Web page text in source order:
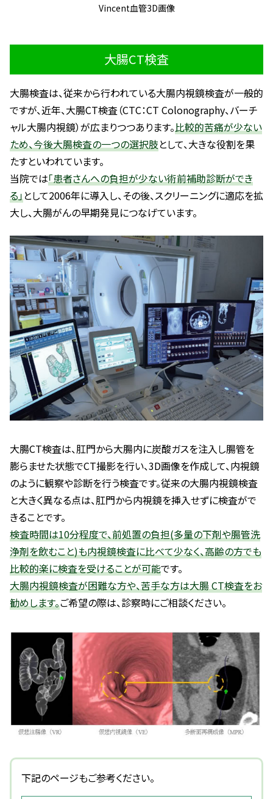
Vincent血管3D画像
大腸CT検査
大腸検査は、従来から行われている大腸内視鏡検査が一般的
ですが、近年、大腸CT検査（CTC：CT Colonography、バーチ
ャル大腸内視鏡）が広まりつつあります。比較的苦痛が少ない
ため、今後大腸検査の一つの選択肢として、大きな役割を果
たすといわれています。
当院では「患者さんへの負担が少ない術前補助診断ができ
る」 として2006年に導入し、その後、スクリーニングに適応を拡
大し、大腸がんの早期発見につなげています。
大腸CT検査は、肛門から大腸内に炭酸ガスを注入し腸管を
膨らませた状態でCT撮影を行い、3D画像を作成して、内視鏡
のように観察や診断を行う検査です。従来の大腸内視鏡検査
と大きく異なる点は、肛門から内視鏡を挿入せずに検査がで
きることです。
検査時間は10分程度で、前処置の負担(多量の下剤や腸管洗
浄剤を飲むこと)も内視鏡検査に比べて少なく、高齢の方でも
比較的楽に検査を受けることが可能です。
大腸内視鏡検査が困難な方や、苦手な方は大腸 CT検査をお
勧めします。ご希望の際は、診察時にご相談ください。
下記のページもご参考ください。